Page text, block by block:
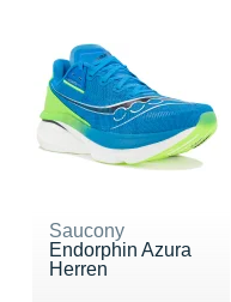
Saucony
Endorphin Azura
Herren